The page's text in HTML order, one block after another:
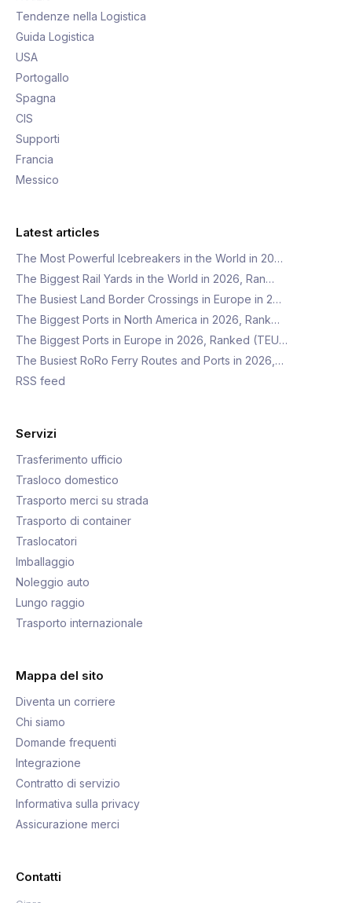
Tendenze nella Logistica
Guida Logistica
USA
Portogallo
Spagna
CIS
Supporti
Francia
Messico
Latest articles
The Most Powerful Icebreakers in the World in 20…
The Biggest Rail Yards in the World in 2026, Ran…
The Busiest Land Border Crossings in Europe in 2…
The Biggest Ports in North America in 2026, Rank…
The Biggest Ports in Europe in 2026, Ranked (TEU…
The Busiest RoRo Ferry Routes and Ports in 2026,…
RSS feed
Servizi
Trasferimento ufficio
Trasloco domestico
Trasporto merci su strada
Trasporto di container
Traslocatori
Imballaggio
Noleggio auto
Lungo raggio
Trasporto internazionale
Mappa del sito
Diventa un corriere
Chi siamo
Domande frequenti
Integrazione
Contratto di servizio
Informativa sulla privacy
Assicurazione merci
Contatti